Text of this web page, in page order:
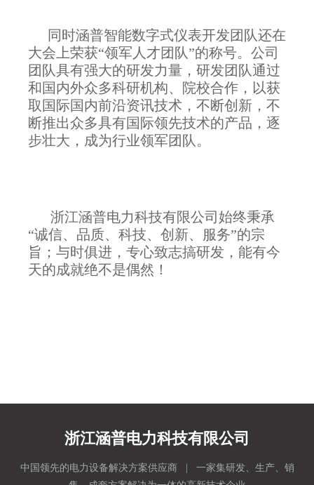
同时涵普智能数字式仪表开发团队还在
大会上荣获“领军人才团队”的称号。公司
团队具有强大的研发力量，研发团队通过
和国内外众多科研机构、院校合作，以获
取国际国内前沿资讯技术，不断创新，不
断推出众多具有国际领先技术的产品，逐
步壮大，成为行业领军团队。
浙江涵普电力科技有限公司始终秉承
“诚信、品质、科技、创新、服务”的宗
旨；与时俱进，专心致志搞研发，能有今
天的成就绝不是偶然！
浙江涵普电力科技有限公司
中国领先的电力设备解决方案供应商 | 一家集研发、生产、销